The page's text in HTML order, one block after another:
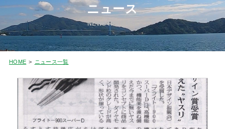
ニュース
NEWS RELEASE
HOME ニュース一覧